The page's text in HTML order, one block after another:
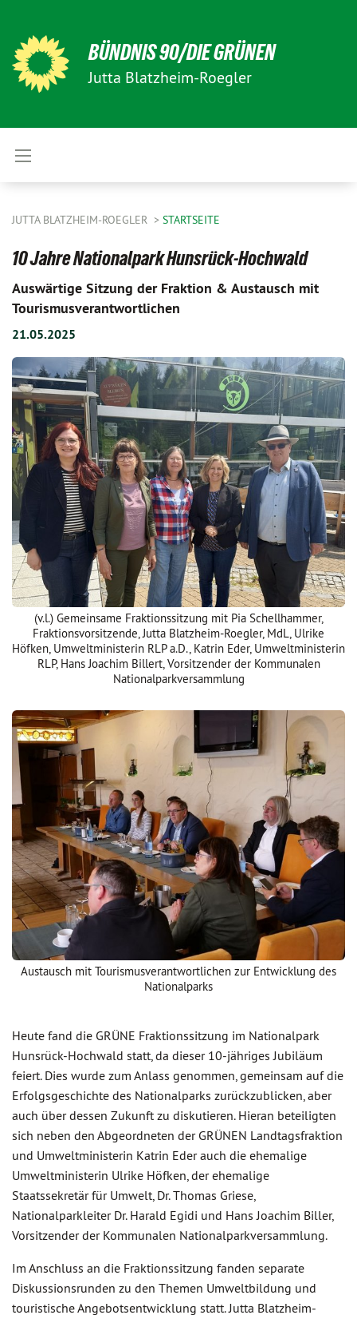
BÜNDNIS 90/DIE GRÜNEN
Jutta Blatzheim-Roegler
JUTTA BLATZHEIM-ROEGLER STARTSEITE
10 Jahre Nationalpark Hunsrück-Hochwald
Auswärtige Sitzung der Fraktion & Austausch mit
Tourismusverantwortlichen
21.05.2025
(v.l.) Gemeinsame Fraktionssitzung mit Pia Schellhammer,
Fraktionsvorsitzende, Jutta Blatzheim-Roegler, MdL, Ulrike
Höfken, Umweltministerin RLP a.D., Katrin Eder, Umweltministerin
RLP, Hans Joachim Billert, Vorsitzender der Kommunalen
Nationalparkversammlung
Austausch mit Tourismusverantwortlichen zur Entwicklung des
Nationalparks
Heute fand die GRÜNE Fraktionssitzung im Nationalpark
Hunsrück-Hochwald statt, da dieser 10-jähriges Jubiläum
feiert. Dies wurde zum Anlass genommen, gemeinsam auf die
Erfolgsgeschichte des Nationalparks zurückzublicken, aber
auch über dessen Zukunft zu diskutieren. Hieran beteiligten
sich neben den Abgeordneten der GRÜNEN Landtagsfraktion
und Umweltministerin Katrin Eder auch die ehemalige
Umweltministerin Ulrike Höfken, der ehemalige
Staatssekretär für Umwelt, Dr. Thomas Griese,
Nationalparkleiter Dr. Harald Egidi und Hans Joachim Biller,
Vorsitzender der Kommunalen Nationalparkversammlung.
Im Anschluss an die Fraktionssitzung fanden separate
Diskussionsrunden zu den Themen Umweltbildung und
touristische Angebotsentwicklung statt. Jutta Blatzheim-